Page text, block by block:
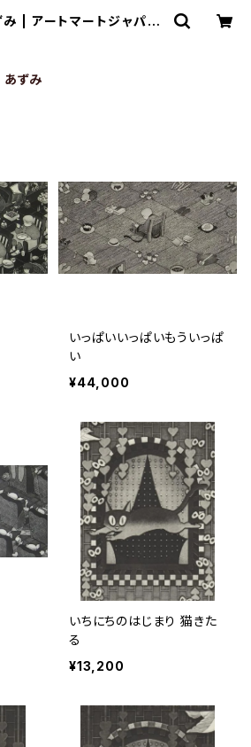
| アートマートジャパン
あずみ
いっぱいいっぱいもういっぱ
い
¥44,000
いちにちのはじまり 猫きた
る
¥13,200